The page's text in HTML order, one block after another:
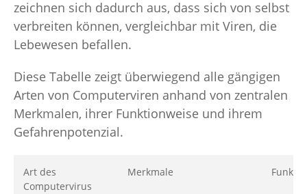
zeichnen sich dadurch aus, dass sich von selbst
verbreiten können, vergleichbar mit Viren, die
Lebewesen befallen.
Diese Tabelle zeigt überwiegend alle gängigen
Arten von Computerviren anhand von zentralen
Merkmalen, ihrer Funktionweise und ihrem
Gefahrenpotenzial.
Art des
Computervirus
Merkmale